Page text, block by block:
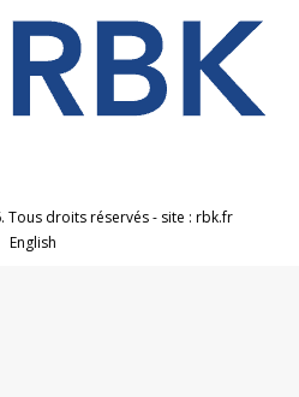
Tous droits réservés - site : rbk.fr
English